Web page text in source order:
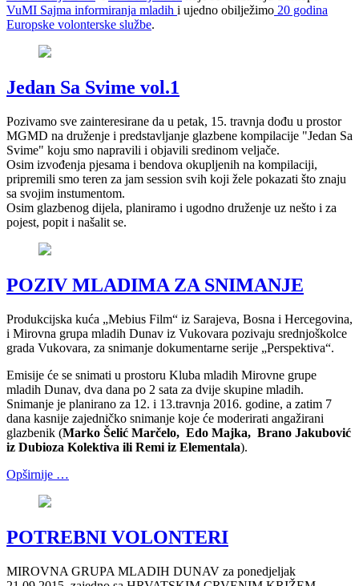
VuMI Sajma informiranja mladih i ujedno obilježimo 20 godina
Europske volonterske službe.
Jedan Sa Svime vol.1
Pozivamo sve zainteresirane da u petak, 15. travnja dođu u prostor
MGMD na druženje i predstavljanje glazbene kompilacije "Jedan Sa
Svime" koju smo napravili i objavili sredinom veljače.
Osim izvođenja pjesama i bendova okupljenih na kompilaciji,
pripremili smo teren za jam session svih koji žele pokazati što znaju
sa svojim instumentom.
Osim glazbenog dijela, planiramo i ugodno druženje uz nešto i za
pojest, popit i našalit se.
POZIV MLADIMA ZA SNIMANJE
Produkcijska kuća „Mebius Film“ iz Sarajeva, Bosna i Hercegovina,
i Mirovna grupa mladih Dunav iz Vukovara pozivaju srednjoškolce
grada Vukovara, za snimanje dokumentarne serije „Perspektiva“.
Emisije će se snimati u prostoru Kluba mladih Mirovne grupe
mladih Dunav, dva dana po 2 sata za dvije skupine mladih.
Snimanje je planirano za 12. i 13.travnja 2016. godine, a zatim 7
dana kasnije zajedničko snimanje koje će moderirati angažirani
glazbenik (Marko Šelić Marčelo, Edo Majka, Brano Jakubović
iz Dubioza Kolektiva ili Remi iz Elementala).
Opširnije …
POTREBNI VOLONTERI
MIROVNA GRUPA MLADIH DUNAV za ponedjeljak